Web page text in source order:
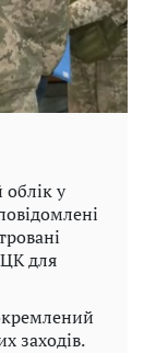
у
для
заходів.